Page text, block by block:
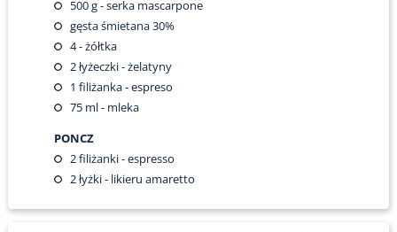
500g - serka mascarpone
gęsta śmietana 30%
4- żółtka
2łyżeczki - żelatyny
1 filiżanka - espreso
75ml - mleka
PONCZ
2filiżanki - espresso
2łyżki - likieru amaretto